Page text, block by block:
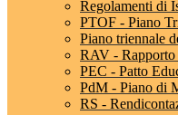
Regolamenti di
PTOF - Piano
Piano triennale
RAV - Rapporto
PEC - Patto
PdM - Piano di
RS -